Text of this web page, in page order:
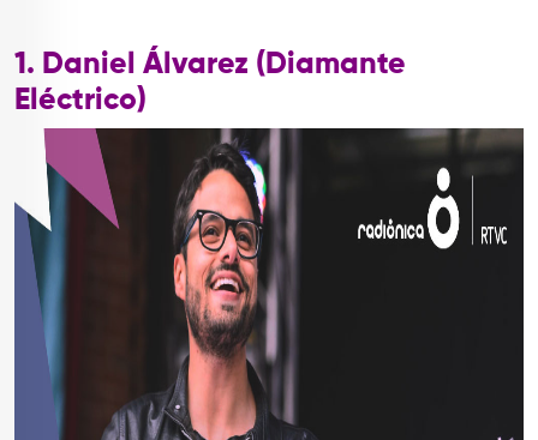
1. Daniel Álvarez (Diamante
Eléctrico)